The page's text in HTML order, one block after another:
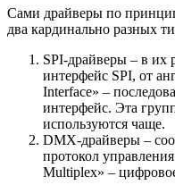
Сами драйверы по
два кардинально разных
SPI-драйверы – в их
интерфейс SPI, от
Interface» –
интерфейс. Эта
используются чаще.
DMX-драйверы –
протокол
Multiplex» –